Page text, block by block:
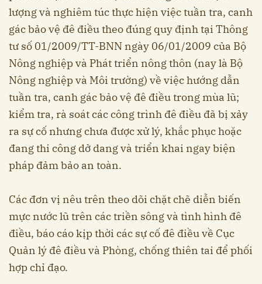
lượng và nghiêm túc thực hiện việc tuần tra, canh
gác bảo vệ đê điều theo đúng quy định tại Thông
tư số 01/2009/TT-BNN ngày 06/01/2009 của Bộ
Nông nghiệp và Phát triển nông thôn (nay là Bộ
Nông nghiệp và Môi trường) về việc hướng dẫn
tuần tra, canh gác bảo vệ đê điều trong mùa lũ;
kiểm tra, rà soát các công trình đê điều đã bị xảy
ra sự cố nhưng chưa được xử lý, khắc phục hoặc
đang thi công dở dang và triển khai ngay biện
pháp đảm bảo an toàn.
Các đơn vị nêu trên theo dõi chặt chẽ diễn biến
mực nước lũ trên các triền sông và tình hình đê
điều, báo cáo kịp thời các sự cố đê điều về Cục
Quản lý đê điều và Phòng, chống thiên tai để phối
hợp chỉ đạo.